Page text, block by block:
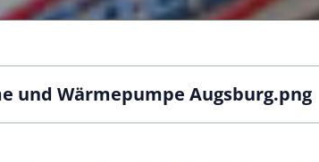
und Wärmepumpe Augsburg.png